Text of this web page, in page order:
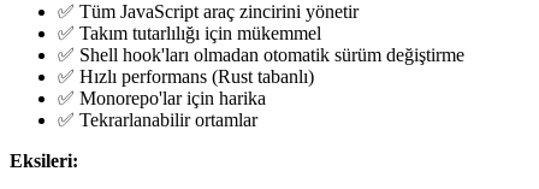
✅ Tüm JavaScript araç zincirini yönetir
✅ Takım tutarlılığı için mükemmel
✅ Shell hook'ları olmadan otomatik sürüm değiştirme
✅ Hızlı performans (Rust tabanlı)
✅ Monorepo'lar için harika
✅ Tekrarlanabilir ortamlar
Eksileri: